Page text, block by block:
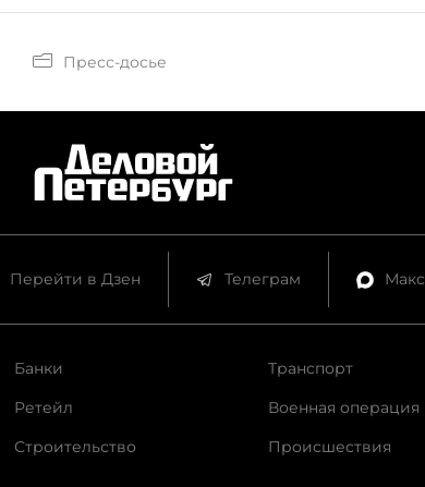
Пресс-досье
Перейти в Дзен Телеграм Макс
Банки
Ретейл
Строительство
Транспорт
Военная операция
Происшествия